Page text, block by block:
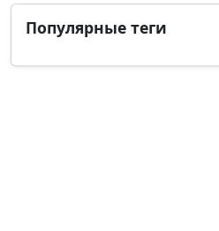
Популярные теги